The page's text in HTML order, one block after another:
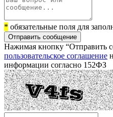
* обязательные поля для
Отправить сообщение
Нажимая кнопку “Отправить
пользовательское соглашение
информации согласно 152ФЗ